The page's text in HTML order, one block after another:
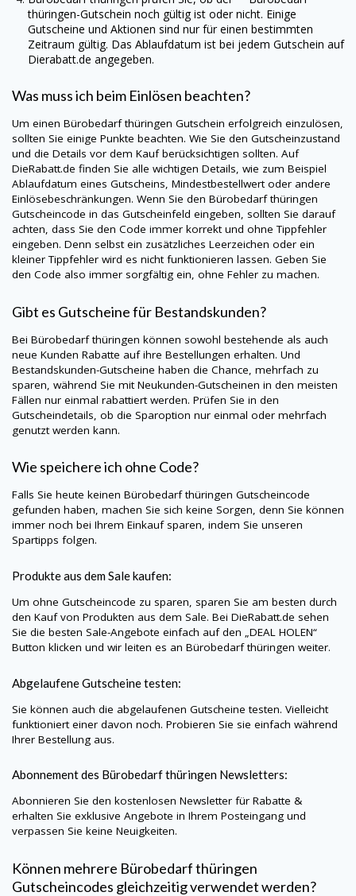
thüringen-Gutschein noch gültig ist oder nicht. Einige
Gutscheine und Aktionen sind nur für einen bestimmten
Zeitraum gültig. Das Ablaufdatum ist bei jedem Gutschein auf
Dierabatt.de angegeben.
Was muss ich beim Einlösen beachten?
Um einen Bürobedarf thüringen Gutschein erfolgreich einzulösen,
sollten Sie einige Punkte beachten. Wie Sie den Gutscheinzustand
und die Details vor dem Kauf berücksichtigen sollten. Auf
DieRabatt.de finden Sie alle wichtigen Details, wie zum Beispiel
Ablaufdatum eines Gutscheins, Mindestbestellwert oder andere
Einlösebeschränkungen. Wenn Sie den Bürobedarf thüringen
Gutscheincode in das Gutscheinfeld eingeben, sollten Sie darauf
achten, dass Sie den Code immer korrekt und ohne Tippfehler
eingeben. Denn selbst ein zusätzliches Leerzeichen oder ein
kleiner Tippfehler wird es nicht funktionieren lassen. Geben Sie
den Code also immer sorgfältig ein, ohne Fehler zu machen.
Gibt es Gutscheine für Bestandskunden?
Bei Bürobedarf thüringen können sowohl bestehende als auch
neue Kunden Rabatte auf ihre Bestellungen erhalten. Und
Bestandskunden-Gutscheine haben die Chance, mehrfach zu
sparen, während Sie mit Neukunden-Gutscheinen in den meisten
Fällen nur einmal rabattiert werden. Prüfen Sie in den
Gutscheindetails, ob die Sparoption nur einmal oder mehrfach
genutzt werden kann.
Wie speichere ich ohne Code?
Falls Sie heute keinen Bürobedarf thüringen Gutscheincode
gefunden haben, machen Sie sich keine Sorgen, denn Sie können
immer noch bei Ihrem Einkauf sparen, indem Sie unseren
Spartipps folgen.
Produkte aus dem Sale kaufen:
Um ohne Gutscheincode zu sparen, sparen Sie am besten durch
den Kauf von Produkten aus dem Sale. Bei DieRabatt.de sehen
Sie die besten Sale-Angebote einfach auf den „DEAL HOLEN“
Button klicken und wir leiten es an Bürobedarf thüringen weiter.
Abgelaufene Gutscheine testen:
Sie können auch die abgelaufenen Gutscheine testen. Vielleicht
funktioniert einer davon noch. Probieren Sie sie einfach während
Ihrer Bestellung aus.
Abonnement des Bürobedarf thüringen Newsletters:
Abonnieren Sie den kostenlosen Newsletter für Rabatte &
erhalten Sie exklusive Angebote in Ihrem Posteingang und
verpassen Sie keine Neuigkeiten.
Können mehrere Bürobedarf thüringen
Gutscheincodes gleichzeitig verwendet werden?